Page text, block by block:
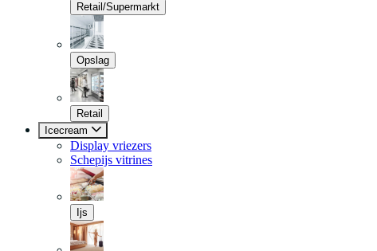
Retail/Supermarkt
Opslag
Retail
Icecream
Display vriezers
Schepijs vitrines
Ijs